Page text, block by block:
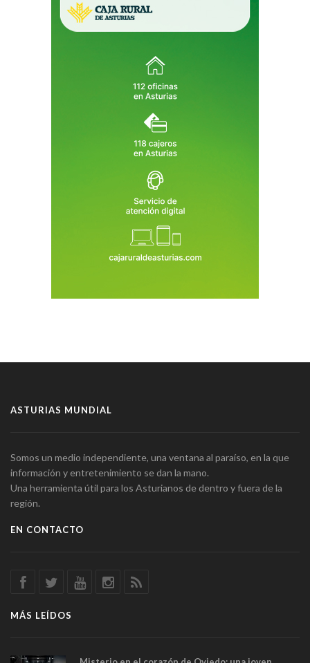
ASTURIAS MUNDIAL
Somos un medio independiente, una ventana al paraíso, en la que
información y entretenimiento se dan la mano.
Una herramienta útil para los Asturianos de dentro y fuera de la
región.
EN CONTACTO
MÁS LEÍDOS